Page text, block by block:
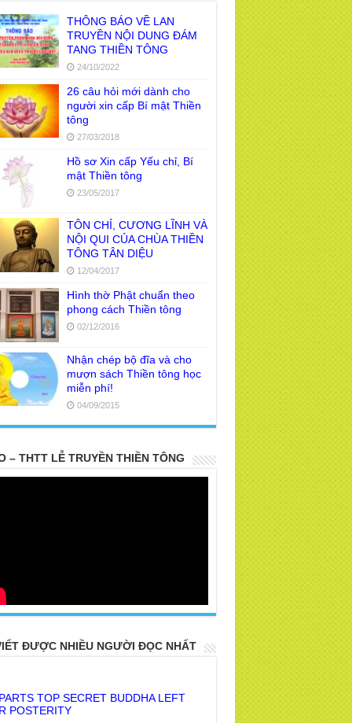
THÔNG BÁO VỀ LAN
TRUYỀN NỘI DUNG ĐÁM
TANG THIỀN TÔNG
24/10/2022
26 câu hỏi mới dành cho
người xin cấp Bí mật Thiền
tông
27/03/2018
Hồ sơ Xin cấp Yếu chỉ, Bí
mật Thiền tông
23/05/2017
TÔN CHỈ, CƯƠNG LĨNH VÀ
NỘI QUI CỦA CHÙA THIỀN
TÔNG TÂN DIỆU
12/04/2017
Hình thờ Phật chuẩn theo
phong cách Thiền tông
02/12/2016
Nhận chép bộ đĩa và cho
mượn sách Thiền tông học
miễn phí!
04/09/2015
– THTT LỄ TRUYỀN THIỀN TÔNG
ĐƯỢC NHIỀU NGƯỜI ĐỌC NHẤT
TRUTH OF THE EARTH